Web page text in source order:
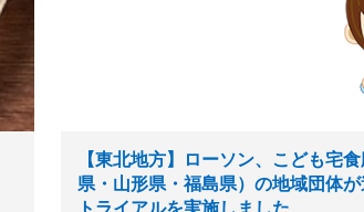
【東北地方】ローソン、こども宅
県・山形県・福島県）の地域団体
トライアルを実施しました